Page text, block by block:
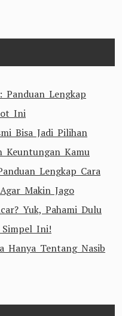
Lengkap
Ini
Bisa Jadi Pilihan
Keuntungan Kamu
Lengkap Cara
Makin Jago
Yuk, Pahami Dulu
Simpel Ini!
Hanya Tentang Nasib